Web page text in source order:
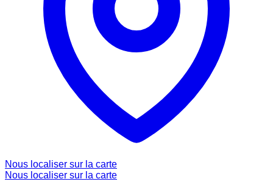
Nous localiser sur la carte
Nous localiser sur la carte